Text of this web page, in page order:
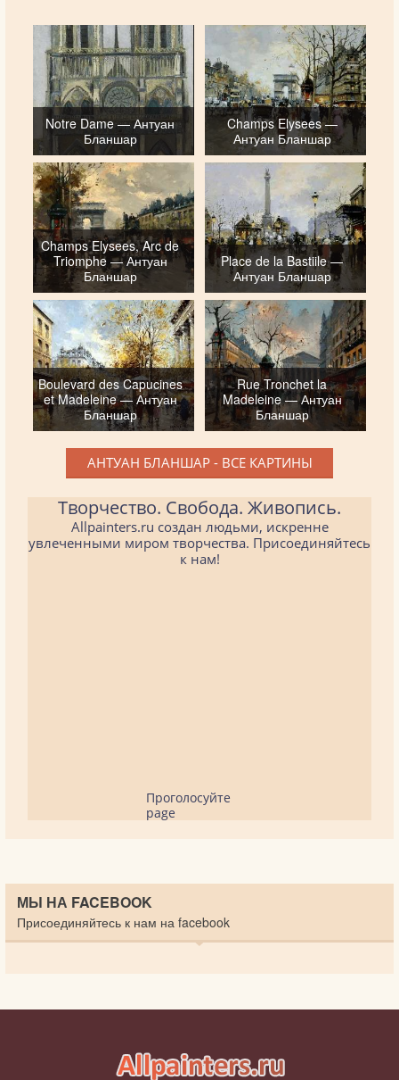
Notre Dame — Антуан
Бланшар
Champs Elysees —
Антуан Бланшар
Champs Elysees, Arc de
Triomphe — Антуан
Бланшар
Place de la Bastiile —
Антуан Бланшар
Boulevard des Capucines
et Madeleine — Антуан
Бланшар
Rue Tronchet la
Madeleine — Антуан
Бланшар
АНТУАН БЛАНШАР - ВСЕ КАРТИНЫ
Творчество. Свобода. Живопись.
Allpainters.ru создан людьми, искренне
увлеченными миром творчества. Присоединяйтесь
к нам!
Проголосуйте
page
МЫ НА FACEBOOK
Присоединяйтесь к нам на facebook